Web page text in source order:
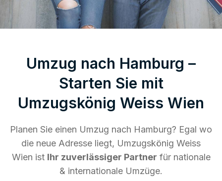
Umzug nach Hamburg –
Starten Sie mit
Umzugskönig Weiss Wien
Planen Sie einen Umzug nach Hamburg? Egal wo
die neue Adresse liegt, Umzugskönig Weiss
Wien ist Ihr zuverlässiger Partner für nationale
& internationale Umzüge.